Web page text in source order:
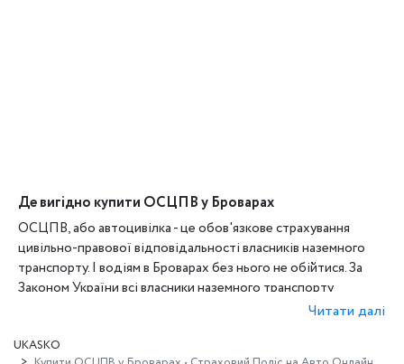
Де вигідно купити ОСЦПВ у Броварах
ОСЦПВ, або автоцивілка - це обов'язкове страхування
цивільно-правової відповідальності власників наземного
транспорту. І водіям в Броварах без нього не обійтися. За
Законом України всі власники наземного транспорту
зобов'язані оформляти поліс ОСЦПВ для того, щоб їздити
Читати далі
UKASKO